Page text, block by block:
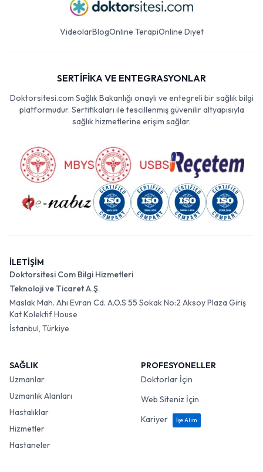
VideolarBlogOnline TerapiOnline Diyet
SERTİFİKA VE ENTEGRASYONLAR
Doktorsitesi.com Sağlık Bakanlığı onaylı ve entegreli bir sağlık bilgi
platformudur. Sertifikaları ile tescillenmiş güvenilir altyapısıyla
sağlık hizmetlerine erişim sağlar.
İLETİŞİM
Doktorsitesi Com Bilgi Hizmetleri
Teknoloji ve Ticaret A.Ş.
Maslak Mah. Ahi Evran Cd. A.O.S 55 Sokak No:2 Aksoy Plaza Giriş
Kat Kolektif House
İstanbul, Türkiye
SAĞLIK
Uzmanlar
Uzmanlık Alanları
Hastalıklar
Hizmetler
Hastaneler
PROFESYONELLER
Doktorlar İçin
Web Siteniz İçin
Kariyer
İşe Alım